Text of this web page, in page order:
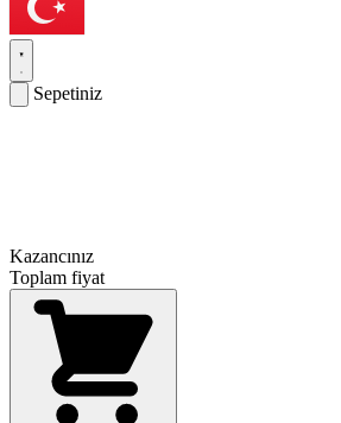
Sepetiniz
Kazancınız
Toplam fiyat